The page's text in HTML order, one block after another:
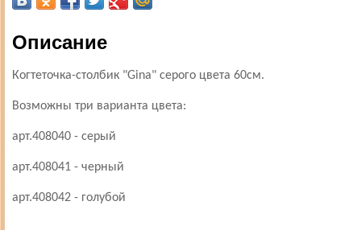
Описание
Когтеточка-столбик "Gina" серого цвета 60см.
Возможны три варианта цвета:
арт.408040 - серый
арт.408041 - черный
арт.408042 - голубой